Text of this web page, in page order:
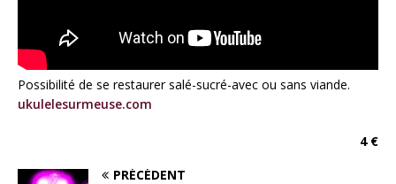
Possibilité de se restaurer salé-sucré-avec ou sans viande.
ukulelesurmeuse.com
4 €
PRÉCÉDENT